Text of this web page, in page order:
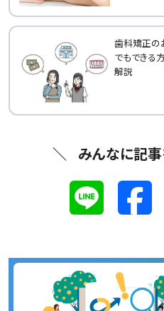
歯科矯正の
でもできる
解説
みんなに記